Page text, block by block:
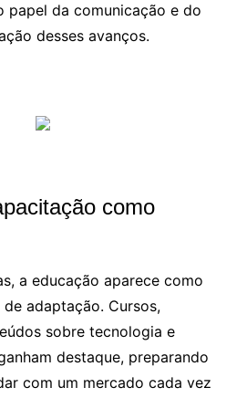
papel da comunicação e do
desses avanços.
como
a educação aparece como
adaptação. Cursos,
sobre tecnologia e
destaque, preparando
com um mercado cada vez